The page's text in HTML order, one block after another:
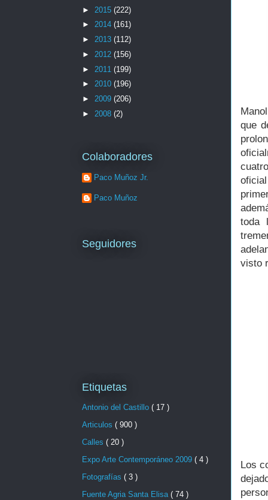
que
toda
visto
Los
► 2015 (222)
► 2014 (161)
► 2013 (112)
► 2012 (156)
► 2011 (199)
► 2010 (196)
► 2009 (206)
► 2008 (2)
Colaboradores
Paco Muñoz Jr.
Paco Muñoz
Seguidores
Etiquetas
Antonio del Castillo ( 17 )
Articulos ( 900 )
Calles ( 20 )
Expo Arte Contemporáneo 2009 ( 4 )
Fotografías ( 3 )
Fuente Agria Santa Elisa ( 74 )